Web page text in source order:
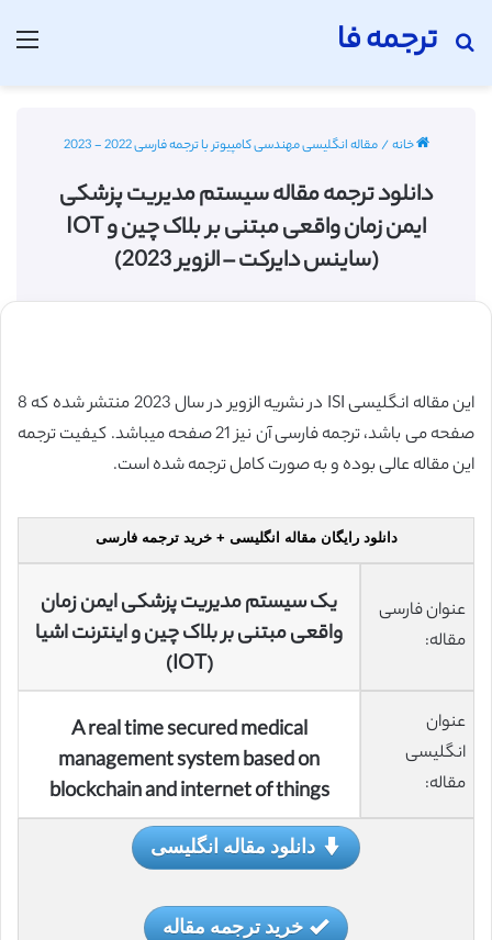
ترجمه فا
جستجو برای
خانه/مقاله انگلیسی مهندسی کامپیوتر با ترجمه فارسی 2022 - 2023
دانلود ترجمه مقاله سیستم مدیریت پزشکی
ایمن زمان واقعی مبتنی بر بلاک چین و IOT
(ساینس دایرکت – الزویر 2023)
این مقاله انگلیسی ISI در نشریه الزویر در سال 2023 منتشر شده که 8
صفحه می باشد، ترجمه فارسی آن نیز 21 صفحه میباشد. کیفیت ترجمه
این مقاله عالی بوده و به صورت کامل ترجمه شده است.
دانلود رایگان مقاله انگلیسی + خرید ترجمه فارسی
عنوان فارسی
مقاله:
یک سیستم مدیریت پزشکی ایمن زمان
واقعی مبتنی بر بلاک چین و اینترنت اشیا
(IOT)
عنوان
انگلیسی
مقاله:
A real time secured medical
management system based on
blockchain and internet of things
دانلود مقاله انگلیسی
خرید ترجمه مقاله